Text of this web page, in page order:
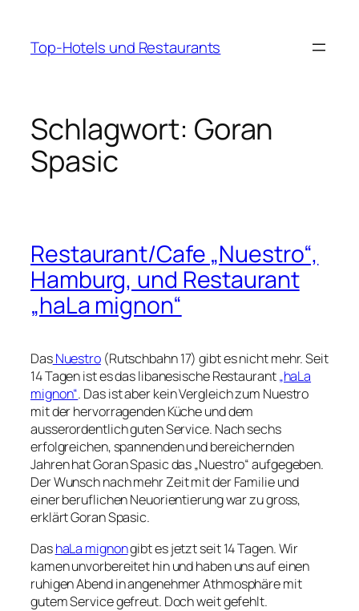
springen
Top-Hotels und Restaurants
Schlagwort: Goran
Spasic
Restaurant/Cafe „Nuestro“,
Hamburg, und Restaurant
„haLa mignon“
DasNuestro(Rutschbahn 17) gibt es nicht mehr. Seit
14 Tagen ist es das libanesische Restaurant„haLa
mignon“. Das ist aber kein Vergleich zum Nuestro
mit der hervorragenden Küche und dem
ausserordentlich guten Service. Nach sechs
erfolgreichen, spannenden und bereichernden
Jahren hat Goran Spasic das „Nuestro“ aufgegeben.
Der Wunsch nach mehr Zeit mit der Familie und
einer beruflichen Neuorientierung war zu gross,
erklärt Goran Spasic.
DashaLa mignongibt es jetzt seit 14 Tagen. Wir
kamen unvorbereitet hin und haben uns auf einen
ruhigen Abend in angenehmer Athmosphäre mit
gutem Service gefreut. Doch weit gefehlt.